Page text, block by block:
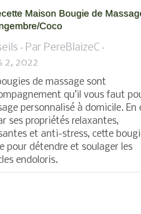
Maison Bougie de
Coco
Par PereBlaizeC
2, 2022
de massage sont
qu’il vous faut
personnalisé à domicile. En
ses propriétés relaxantes,
et anti-stress, cette
pour détendre et soulager les
endoloris.